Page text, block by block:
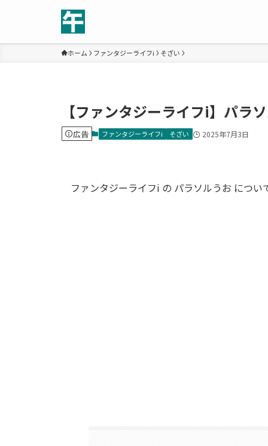
ホーム ファンタジーライフi そざい
【ファンタジーライフi】パラ
広告 ファンタジーライフi そざい 2025年7月3日
ファンタジーライフi の パラソルうお につい